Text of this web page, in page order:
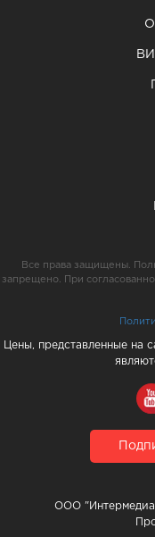
Все права защищены.
запрещено. При
Цены, представленные на
ООО "Интермедиа